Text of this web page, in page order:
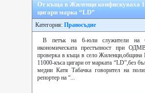
От къща в Жиленци конфискуваха
цигари марка “LD”
Категория: Правосъдие
В петък на 6-юли служители на
икономическата престъпност при
проверка в къща в село Жиленци,община
11000-къса цигари от марката “LD”,без
медии Катя Табачка говорител на
репортер на “...